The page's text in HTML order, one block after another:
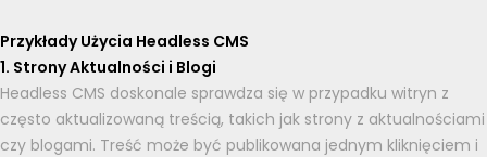
Przykłady Użycia Headless CMS
1. Strony Aktualności i Blogi
Headless CMS doskonale sprawdza się w przypadku witryn z
często aktualizowaną treścią, takich jak strony z aktualnościami
czy blogami. Treść może być publikowana jednym kliknięciem i